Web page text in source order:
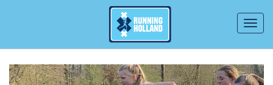
Overslaan en naar de inhoud gaan